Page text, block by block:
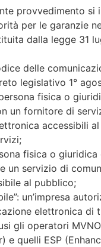
provvedimento si
per le garanzie
dalla legge 31
delle
legislativo 1°
fisica o
un fornitore di
accessibili
fisica o
un servizio di
al pubblico;
un’impresa
elettronica di
gli operatori
e quelli ESP